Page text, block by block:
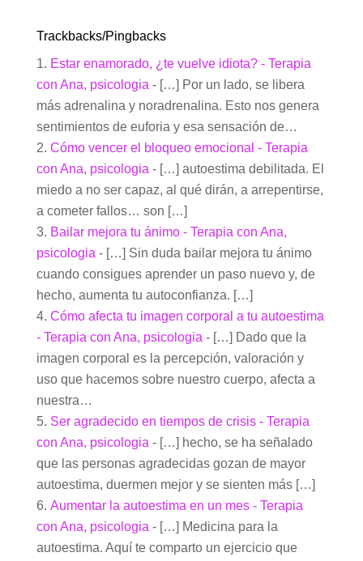
Trackbacks/Pingbacks
Estar enamorado, ¿te vuelve idiota? - Terapia
con Ana, psicologia - […] Por un lado, se libera
más adrenalina y noradrenalina. Esto nos genera
sentimientos de euforia y esa sensación de…
Cómo vencer el bloqueo emocional - Terapia
con Ana, psicologia - […] autoestima debilitada. El
miedo a no ser capaz, al qué dirán, a arrepentirse,
a cometer fallos… son […]
Bailar mejora tu ánimo - Terapia con Ana,
psicologia - […] Sin duda bailar mejora tu ánimo
cuando consigues aprender un paso nuevo y, de
hecho, aumenta tu autoconfianza. […]
Cómo afecta tu imagen corporal a tu autoestima
- Terapia con Ana, psicologia - […] Dado que la
imagen corporal es la percepción, valoración y
uso que hacemos sobre nuestro cuerpo, afecta a
nuestra…
Ser agradecido en tiempos de crisis - Terapia
con Ana, psicologia - […] hecho, se ha señalado
que las personas agradecidas gozan de mayor
autoestima, duermen mejor y se sienten más […]
Aumentar la autoestima en un mes - Terapia
con Ana, psicologia - […] Medicina para la
autoestima. Aquí te comparto un ejercicio que